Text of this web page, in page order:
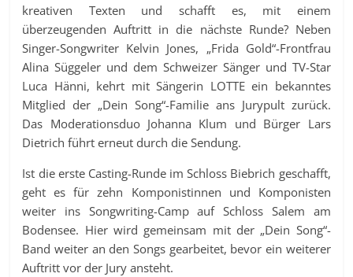
kreativen Texten und schafft es, mit einem
überzeugenden Auftritt in die nächste Runde? Neben
Singer-Songwriter Kelvin Jones, „Frida Gold“-Frontfrau
Alina Süggeler und dem Schweizer Sänger und TV-Star
Luca Hänni, kehrt mit Sängerin LOTTE ein bekanntes
Mitglied der „Dein Song“-Familie ans Jurypult zurück.
Das Moderationsduo Johanna Klum und Bürger Lars
Dietrich führt erneut durch die Sendung.
Ist die erste Casting-Runde im Schloss Biebrich geschafft,
geht es für zehn Komponistinnen und Komponisten
weiter ins Songwriting-Camp auf Schloss Salem am
Bodensee. Hier wird gemeinsam mit der „Dein Song“-
Band weiter an den Songs gearbeitet, bevor ein weiterer
Auftritt vor der Jury ansteht.